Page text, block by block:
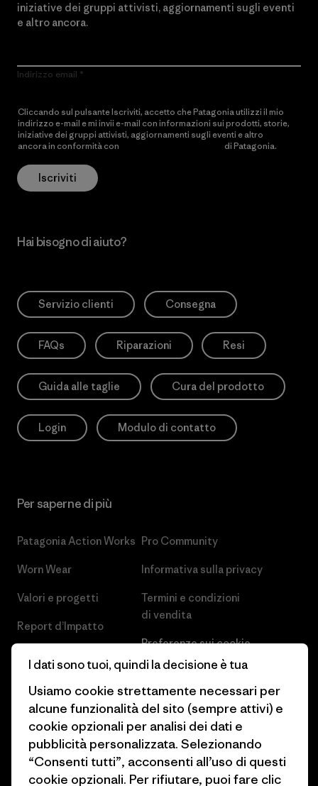
iniziative dei gruppi attivisti, aggiornamenti sugli eventi
e altro ancora.
Indirizzo email
Cliccando sul pulsante Iscriviti, accetto che Patagonia utilizzi il mio
indirizzo e-mail e mi invii e-mail con informazioni sui prodotti, storie,
iniziative dei gruppi attivisti, aggiornamenti sugli eventi e altro
ancora in conformità con
di Patagonia.
Iscriviti
Hai bisogno di aiuto?
Servizio clienti Consegna
FAQs Riparazioni Resi
Guida alle taglie Cura del prodotto
Login Modulo di contatto
Per saperne di più
Patagonia Action Works
Worn Wear
Valori e progetti
Report d’Impatto
Obiettivi climatici
1% For The Planet
Come finanziamo
Buoni regalo
Pro Community
Informativa sulla privacy
Termini e condizioni
di vendita
Preferenze sui cookie
Lavora con noi
Stampa e media
Industry program
Programma di affiliazione
I dati sono tuoi, quindi la decisione è tua
Usiamo cookie strettamente necessari per
alcune funzionalità del sito (sempre attivi) e
cookie opzionali per analisi dei dati e
pubblicità personalizzata. Selezionando
“Consenti tutti”, acconsenti all’uso di questi
cookie opzionali. Per rifiutare, puoi fare clic